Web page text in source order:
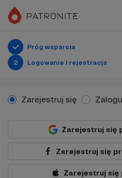
Próg wsparcia
2
Logowanie i rejestracja
Zarejestruj się
Zarejestruj się
Zarejestruj się
Zarejestruj się